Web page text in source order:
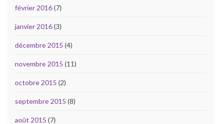
février 2016(7)
janvier 2016(3)
décembre 2015 (4)
novembre 2015 (11)
octobre 2015 (2)
septembre 2015 (8)
août 2015 (7)